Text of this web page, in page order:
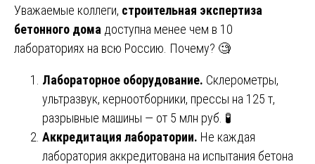
Уважаемые коллеги, строительная экспертиза
бетонного дома доступна менее чем в 10
лабораториях на всю Россию. Почему? 🧐
Лабораторное оборудование. Склерометры,
ультразвук, керноотборники, прессы на 125 т,
разрывные машины — от 5 млн руб. 🧪
Аккредитация лаборатории. Не каждая
лаборатория аккредитована на испытания бетона